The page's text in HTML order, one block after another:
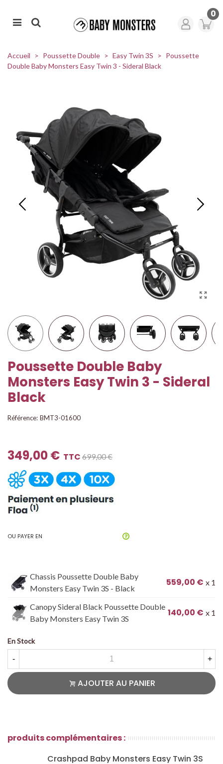
0
Accueil > Poussette Double > Easy Twin 3S > Poussette
Double Baby Monsters Easy Twin 3 - Sideral Black
Poussette Double Baby
Monsters Easy Twin 3 - Sideral
Black
Référence: BMT3-01600
349,00 € TTC 699,00 €
OU PAYER EN
Chassis Poussette Double Baby
Monsters Easy Twin 3S - Black
559,00 € x 1
Canopy Sideral Black Poussette Double
Baby Monsters Easy Twin 3S
140,00 € x 1
En Stock
- +
AJOUTER AU PANIER
produits complémentaires :
Crashpad Baby Monsters Easy Twin 3S